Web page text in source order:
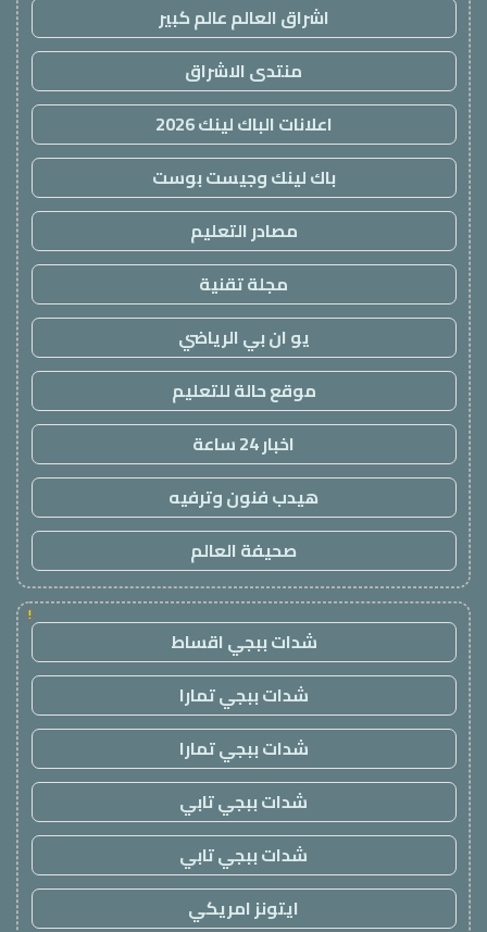
اشراق العالم عالم كبير
منتدى الاشراق
اعلانات الباك لينك 2026
باك لينك وجيست بوست
مصادر التعليم
مجلة تقنية
يو ان بي الرياضي
موقع حالة للتعليم
اخبار 24 ساعة
هيدب فنون وترفيه
صحيفة العالم
!
شدات ببجي اقساط
شدات ببجي تمارا
شدات ببجي تمارا
شدات ببجي تابي
شدات ببجي تابي
ايتونز امريكي